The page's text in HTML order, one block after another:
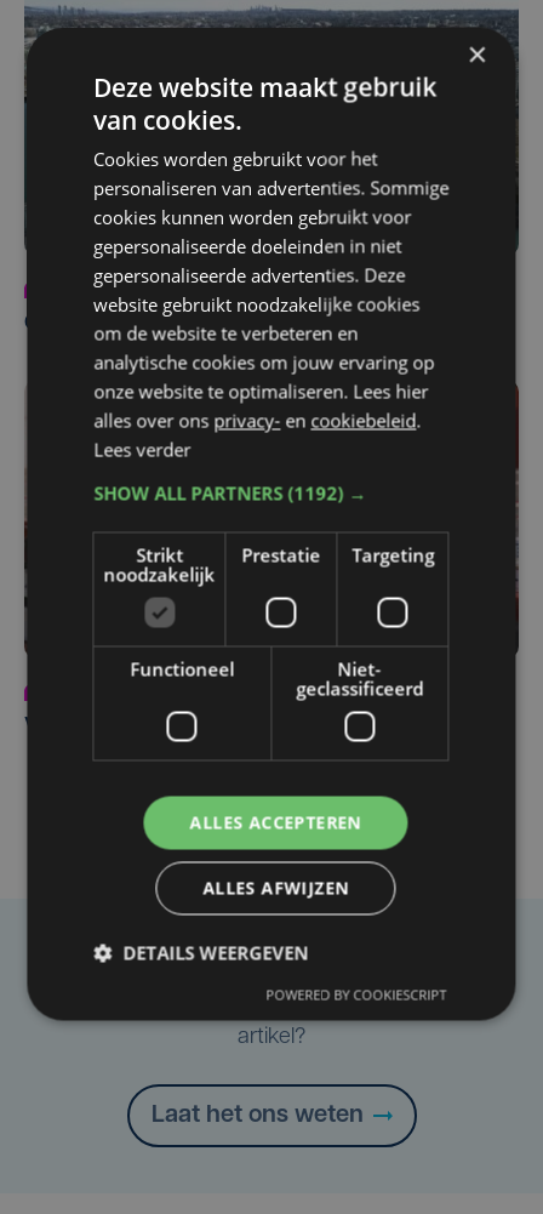
Partnercontent
Canada beleef je met Penta's Reizen
vr 27 maart
Vaste waarde in transportsector: A&D Trucks
Taalfout opgemerkt?
Heb je een taal- of schrijffout opgemerkt in dit
artikel?
Laat het ons weten
×
Deze website maakt gebruik
van cookies.
Cookies worden gebruikt voor het
personaliseren van advertenties. Sommige
cookies kunnen worden gebruikt voor
gepersonaliseerde doeleinden in niet
gepersonaliseerde advertenties. Deze
website gebruikt noodzakelijke cookies
om de website te verbeteren en
analytische cookies om jouw ervaring op
onze website te optimaliseren. Lees hier
alles over ons privacy- en cookiebeleid.
Lees verder
SHOW ALL PARTNERS(1192) →
Strikt
noodzakelijk
Prestatie Targeting
Functioneel
Niet-
geclassificeerd
ALLES ACCEPTEREN
ALLES AFWIJZEN
DETAILS WEERGEVEN
POWERED BY COOKIESCRIPT